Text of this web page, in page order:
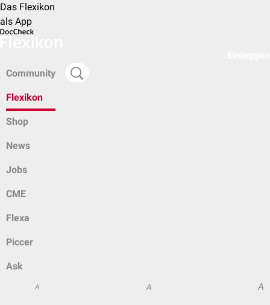
Das Flexikon
als App
Community
Flexikon
Shop
News
Jobs
CME
Flexa
Piccer
Ask
A A A